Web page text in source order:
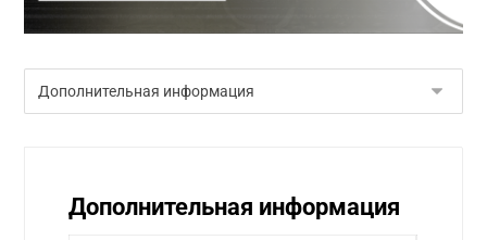
Дополнительная информация